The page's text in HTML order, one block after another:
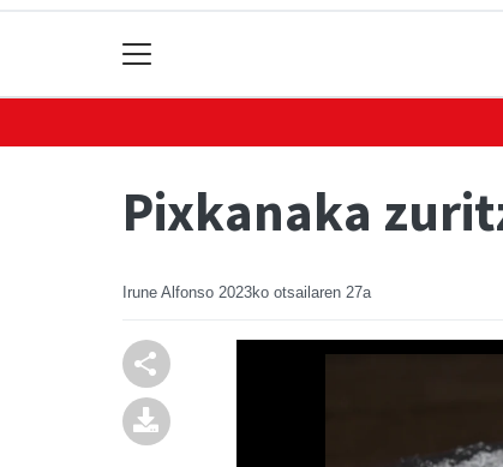
Pixkanaka
Irune Alfonso 2023ko otsailaren 27a